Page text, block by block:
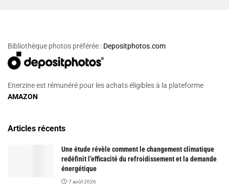
Bibliothèque photos préférée : Depositphotos.com
Enerzine est rémunéré pour les achats éligibles à la plateforme
AMAZON
Articles récents
Une étude révèle comment le changement climatique
redéfinit l’efficacité du refroidissement et la demande
énergétique
7 août 2026